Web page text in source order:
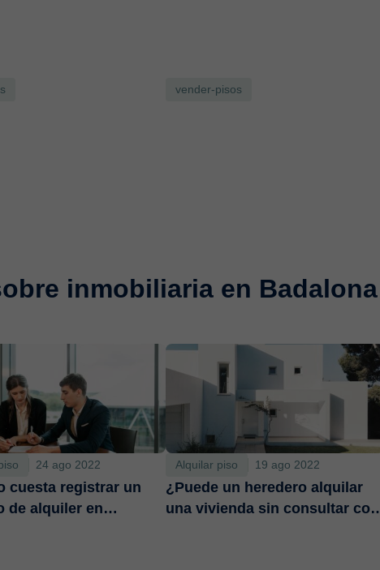
vender-pisos
inmobiliaria en Badalona
24 ago 2022
cuesta registrar un
de alquiler en
Alquilar piso 19 ago 2022
¿Puede un heredero alquilar
una vivienda sin consultar con